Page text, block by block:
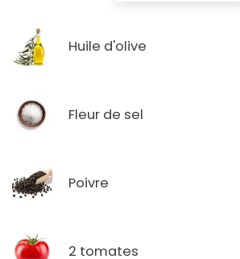
Huile d'olive
Fleur de sel
Poivre
2 tomates